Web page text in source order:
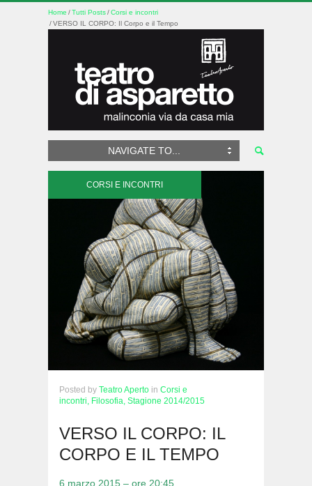
Home Tutti Posts
Corsi e incontri
VERSO IL CORPO: Il Corpo e il Tempo
NAVIGATE TO...
CORSI E INCONTRI
Posted by Teatro Aperto in Corsi e
incontri, Filosofia, Stagione 2014/2015
VERSO IL CORPO: IL
CORPO E IL TEMPO
6 marzo 2015 – ore 20:45